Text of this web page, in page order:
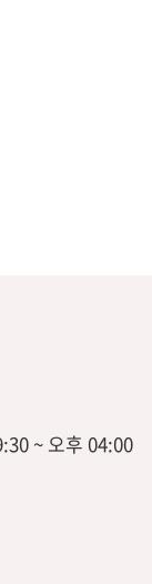
~ 오후 04:00